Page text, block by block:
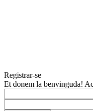
Registrar-se
Et donem la benvinguda!